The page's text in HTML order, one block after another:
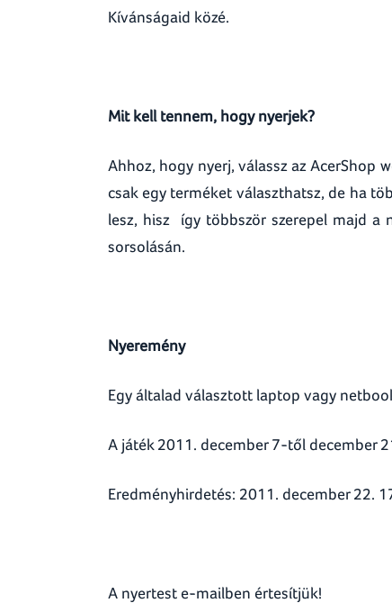
Kívánságaid közé.
Mit kell tennem, hogy nyerjek?
Ahhoz, hogy nyerj, válassz az AcerShop
csak egy terméket választhatsz, de ha
lesz, hisz így többször szerepel majd a
sorsolásán.
Nyeremény
Egy általad választott laptop vagy
A játék 2011. december 7-től december
Eredményhirdetés: 2011. december 22.
A nyertest e-mailben értesítjük!